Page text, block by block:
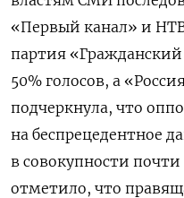
«Первый канал» и
партия «Гражданский
50% голосов, а
подчеркнула, что
на беспрецедентное
в совокупности
отметило, что